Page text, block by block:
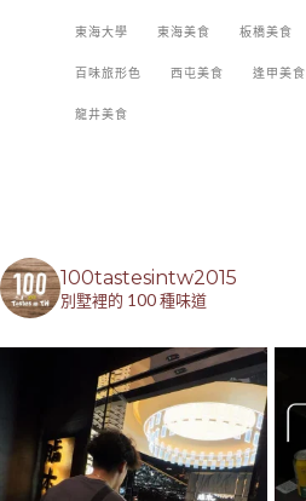
東海大學 東海美食 板橋美食
百味旅形色 西屯美食 逢甲美食
龍井美食
100tastesintw2015
別墅裡的 100 種味道